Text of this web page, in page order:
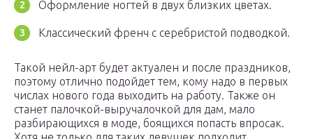
Оформление ногтей в двух близких цветах.
Классический френч с серебристой подводкой.
Такой нейл-арт будет актуален и после праздников,
поэтому отлично подойдет тем, кому надо в первых
числах нового года выходить на работу. Также он
станет палочкой-выручалочкой для дам, мало
разбирающихся в моде, боящихся попасть впросак.